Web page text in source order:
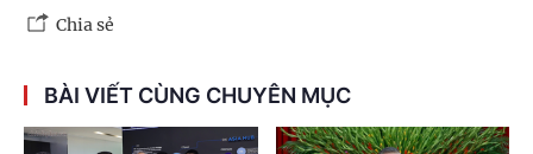
Chia sẻ
BÀI VIẾT CÙNG CHUYÊN MỤC